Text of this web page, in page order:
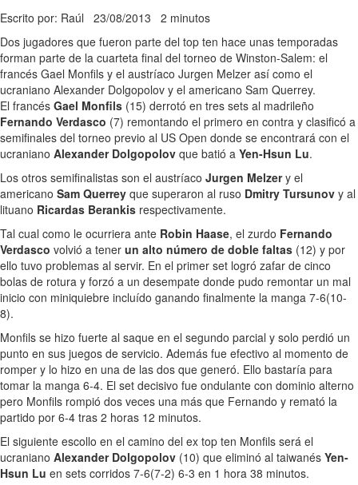
Escrito por: Raúl 23/08/2013 2 minutos
Dos jugadores que fueron parte del top ten hace unas temporadas
forman parte de la cuarteta final del torneo de Winston-Salem: el
francés Gael Monfils y el austríaco Jurgen Melzer así como el
ucraniano Alexander Dolgopolov y el americano Sam Querrey.
El francés Gael Monfils (15) derrotó en tres sets al madrileño
Fernando Verdasco (7) remontando el primero en contra y clasificó a
semifinales del torneo previo al US Open donde se encontrará con el
ucraniano Alexander Dolgopolov que batió a Yen-Hsun Lu.
Los otros semifinalistas son el austríaco Jurgen Melzery el
americano Sam Querrey que superaron al ruso Dmitry Tursunov y al
lituano Ricardas Berankis respectivamente.
Tal cual como le ocurriera ante Robin Haase, el zurdo Fernando
Verdasco volvió a tener un alto número de doble faltas (12) y por
ello tuvo problemas al servir. En el primer set logró zafar de cinco
bolas de rotura y forzó a un desempate donde pudo remontar un mal
inicio con miniquiebre incluído ganando finalmente la manga 7-6(10-
8).
Monfils se hizo fuerte al saque en el segundo parcial y solo perdió un
punto en sus juegos de servicio. Además fue efectivo al momento de
romper y lo hizo en una de las dos que generó. Ello bastaría para
tomar la manga 6-4. El set decisivo fue ondulante con dominio alterno
pero Monfils rompió dos veces una más que Fernando y remató la
partido por 6-4 tras 2 horas 12 minutos.
El siguiente escollo en el camino del ex top ten Monfils será el
ucraniano Alexander Dolgopolov (10) que eliminó al taiwanés Yen-
Hsun Lu en sets corridos 7-6(7-2) 6-3 en 1 hora 38 minutos.